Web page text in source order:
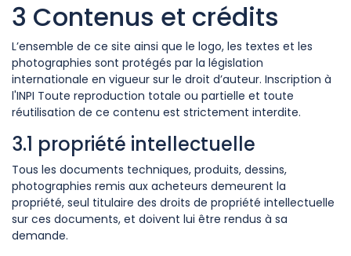
3 Contenus et crédits
L’ensemble de ce site ainsi que le logo, les textes et les
photographies sont protégés par la législation
internationale en vigueur sur le droit d’auteur. Inscription à
l'INPI Toute reproduction totale ou partielle et toute
réutilisation de ce contenu est strictement interdite.
3.1 propriété intellectuelle
Tous les documents techniques, produits, dessins,
photographies remis aux acheteurs demeurent la
propriété, seul titulaire des droits de propriété intellectuelle
sur ces documents, et doivent lui être rendus à sa
demande.